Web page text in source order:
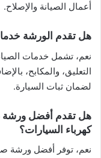
أعمال الصيانة والإصلاح.
هل تقدم الورشة
نعم، تشمل خدمات
التعليق، والمكابح،
لضمان ثبات السيارة.
هل تقدم أفضل ورشة
كهرباء السيارات؟
نعم، توفر أفضل ورشة